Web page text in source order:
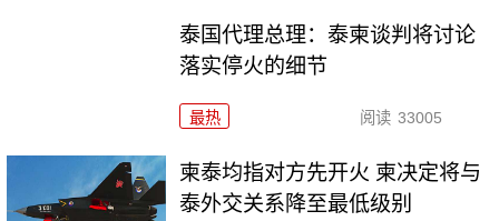
泰国代理总理：泰柬谈判将讨论
落实停火的细节
最热 阅读 33005
柬泰均指对方先开火 柬决定将与
泰外交关系降至最低级别